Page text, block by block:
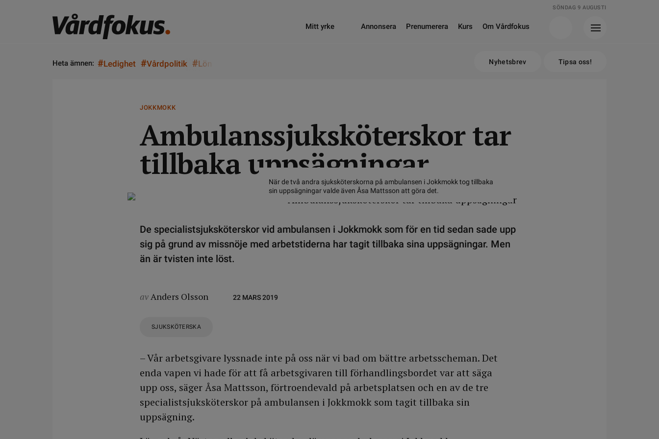
SÖNDAG 9 AUGUSTI
Mitt yrke Annonsera Prenumerera Kurs Om Vårdfokus
Heta ämnen: #Ledighet #Vårdpolitik #Lön Nyhetsbrev Tipsa oss!
JOKKMOKK
Ambulanssjuksköterskor tar
tillbaka uppsägningar
När de två andra sjuksköterskorna på ambulansen i Jokkmokk tog tillbaka
sin uppsägningar valde även Åsa Mattsson att göra det.
De specialistsjuksköterskor vid ambulansen i Jokkmokk som för en tid sedan sade upp
sig på grund av missnöje med arbetstiderna har tagit tillbaka sina uppsägningar. Men
än är tvisten inte löst.
avAnders Olsson 22 MARS 2019
SJUKSKÖTERSKA
– Vår arbetsgivare lyssnade inte på oss när vi bad om bättre arbetsscheman. Det
enda vapen vi hade för att få arbetsgivaren till förhandlingsbordet var att säga
upp oss, säger Åsa Mattsson, förtroendevald på arbetsplatsen och en av de tre
specialistsjuksköterskor på ambulansen i Jokkmokk som tagit tillbaka sin
uppsägning.